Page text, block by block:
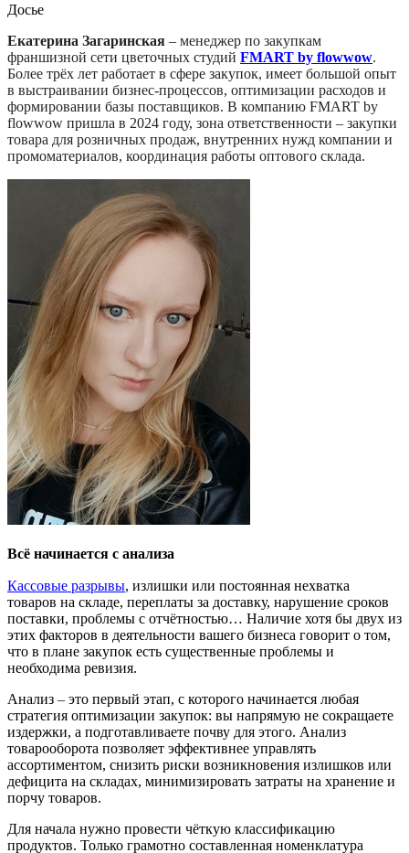
Досье
Екатерина Загаринская – менеджер по закупкам
франшизной сети цветочных студий FMART by flowwow.
Более трёх лет работает в сфере закупок, имеет большой опыт
в выстраивании бизнес-процессов, оптимизации расходов и
формировании базы поставщиков. В компанию FMART by
flowwow пришла в 2024 году, зона ответственности – закупки
товара для розничных продаж, внутренних нужд компании и
промоматериалов, координация работы оптового склада.
Всё начинается с анализа
Кассовые разрывы, излишки или постоянная нехватка
товаров на складе, переплаты за доставку, нарушение сроков
поставки, проблемы с отчётностью… Наличие хотя бы двух из
этих факторов в деятельности вашего бизнеса говорит о том,
что в плане закупок есть существенные проблемы и
необходима ревизия.
Анализ – это первый этап, с которого начинается любая
стратегия оптимизации закупок: вы напрямую не сокращаете
издержки, а подготавливаете почву для этого. Анализ
товарооборота позволяет эффективнее управлять
ассортиментом, снизить риски возникновения излишков или
дефицита на складах, минимизировать затраты на хранение и
порчу товаров.
Для начала нужно провести чёткую классификацию
продуктов. Только грамотно составленная номенклатура